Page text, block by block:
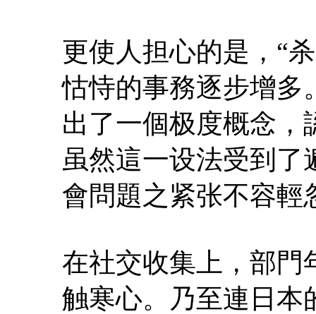
更使人担心的是，“
怙恃的事務逐步增多
出了一個极度概念，
虽然這一设法受到
會問題之紧张不容輕
在社交收集上，部門
触寒心。乃至連日本